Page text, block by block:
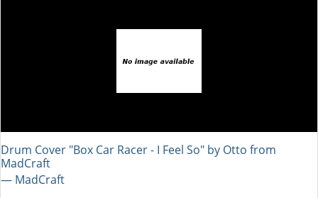
Drum Cover "Box Car Racer - I Feel So" by Otto from
MadCraft
― MadCraft